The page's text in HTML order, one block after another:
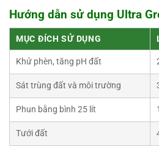
Hướng dẫn sử dụng Ultra
MỤC ĐÍCH SỬ DỤNG
Khử phèn, tăng pH đất
Sát trùng đất và môi trường
Phun bằng bình 25 lít
Tưới đất